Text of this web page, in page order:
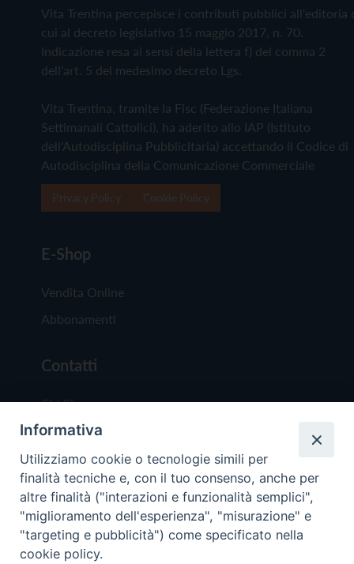
Vita Trentina percepisce i contributi pubblici all'editoria
cui al decreto legislativo 15 maggio 2017, n. 70.
Indicazione resa ai sensi della lettera f) del comma 2
dell'art. 5 del medesimo decreto Lgs.
Vita Trentina, tramite la Fisc (Federazione Italiana
Settimanali Cattolici), ha aderito allo IAP (Istituto
dell'Autodisciplina Pubblicitaria) accettando il Codice di
Autodisciplina della Comunicazione Commerciale
E-Shop
Vendita Online
Abbonamenti
Contatti
Chi Siamo
Redazione
Scrivici
Copyright © 2019 - Tutti i diritti riservati - Vita
Informativa
Utilizziamo cookie o tecnologie simili per
finalità tecniche e, con il tuo consenso, anche per
altre finalità ("interazioni e funzionalità semplici",
"miglioramento dell'esperienza", "misurazione" e
"targeting e pubblicità") come specificato nella
cookie policy.